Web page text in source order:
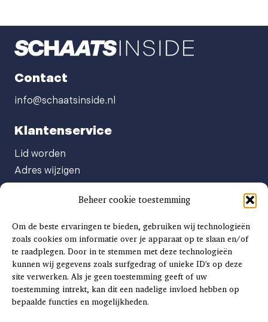
Beheer cookie toestemming
Om de beste ervaringen te bieden, gebruiken wij technologieën
zoals cookies om informatie over je apparaat op te slaan en/of
te raadplegen. Door in te stemmen met deze technologieën
kunnen wij gegevens zoals surfgedrag of unieke ID's op deze
site verwerken. Als je geen toestemming geeft of uw
toestemming intrekt, kan dit een nadelige invloed hebben op
bepaalde functies en mogelijkheden.
Contact
info@schaatsinside.nl
Klantenservice
Lid worden
Adres wijzigen
Abonnement opzeggen
Afgeven automatische incasso
Factuur betalen
Klachtenformulier
Overige vragen
Adverteren